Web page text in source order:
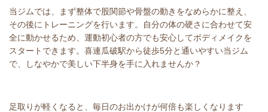
当ジムでは、まず整体で股関節や骨盤の動きをなめらかに整え、
その後にトレーニングを行います。自分の体の硬さに合わせて安
全に動かせるため、運動初心者の方でも安心してボディメイクを
スタートできます。喜連瓜破駅から徒歩5分と通いやすい当ジム
で、しなやかで美しい下半身を手に入れませんか？
足取りが軽くなると、毎日のお出かけが何倍も楽しくなります